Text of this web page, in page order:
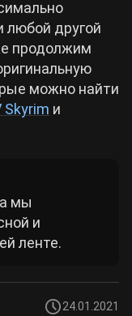
любой другой
продолжим
можно найти
Skyrim и
а мы
и
ленте.
24.01.2021